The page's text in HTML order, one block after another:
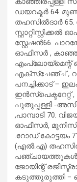
ഡയറക്ടര്‍ 64.
തഹസില്‍ദാര്‍
സ്റ്റേഷന്‍66.
ഓഫീസര്‍ ,
എംപ്ലോയ്‌മെന്റ്
എക്സ്ചേഞ്ച് ,
പനച്ചിക്കാട് –
ഇന്‍സ്‌പെക്ടറേറ്റ് ,
പുതുപ്പള്ളി -
,പാമ്പാടി 70.
ഓഫീസര്‍,
.റോഡ് കോട്ടയം
(എല്‍.എ)
ജോയിന്റ്
കടുത്തുരുത്തി –